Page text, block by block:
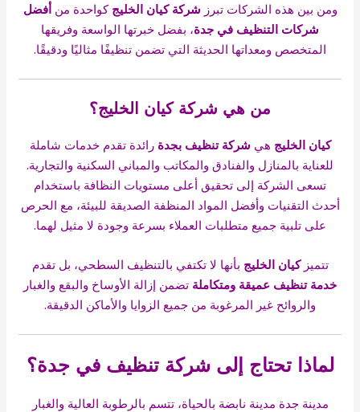
ومن بين هذه الشركات تبرز شركة كيان الخليج كواحدة منأفضل
شركات التنظيف في جدة، بفضل خبرتها الواسعة وفريقها
المتخصص ومعداتها الحديثة التي تضمن تنظيفًا مثاليًا ودقيقًا.
من هي شركة كيان الخليج؟
كيان الخليج هي شركة تنظيف بجدة رائدة تقدم خدمات شاملة
للعناية بالمنازل والفنادق والمكاتب والمباني السكنية والتجارية.
تسعى الشركة إلى تحقيق أعلى مستويات النظافة باستخدام
أحدث التقنيات وأفضل المواد المنظفة الصديقة للبيئة، مع الحرص
على تلبية جميع متطلبات العملاء بسرعة وجودة لا مثيل لهما.
تتميزكيان الخليج بأنها لا تكتفي بالتنظيف السطحي، بل تقدم
خدمة تنظيف عميقة ومتكاملة تضمن إزالة الأوساخ والبقع والغبار
والروائح غير المرغوبة من جميع الزوايا والأماكن الدقيقة.
لماذا تحتاج إلى شركة تنظيف في جدة؟
مدينة جدة مدينة نابضة بالحياة، تتسم بالرطوبة العالية والغبار